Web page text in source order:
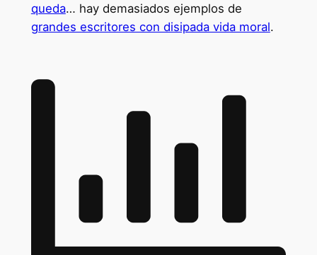
queda… hay demasiados ejemplos de
grandes escritores con disipada vida moral.